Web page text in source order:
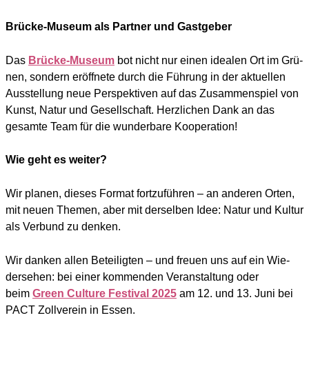
Brücke-Museum als Partner und Gastgeber
Das Brü­cke-Muse­um bot nicht nur einen idea­len Ort im Grü­
nen, son­dern eröff­ne­te durch die Füh­rung in der aktu­el­len
Aus­stel­lung neue Per­spek­ti­ven auf das Zusam­men­spiel von
Kunst, Natur und Gesell­schaft. Herz­li­chen Dank an das
gesam­te Team für die wun­der­ba­re Koope­ra­ti­on!
Wie geht es weiter?
Wir pla­nen, die­ses For­mat fort­zu­füh­ren – an ande­ren Orten,
mit neu­en The­men, aber mit der­sel­ben Idee: Natur und Kul­tur
als Ver­bund zu den­ken.
Wir dan­ken allen Betei­lig­ten – und freu­en uns auf ein Wie­
der­se­hen: bei einer kom­men­den Ver­an­stal­tung oder
beim Green Cul­tu­re Fes­ti­val 2025 am 12. und 13. Juni bei
PACT Zoll­ver­ein in Essen.